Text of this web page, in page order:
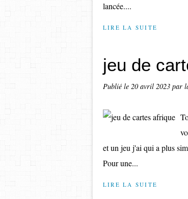
lancée....
LIRE LA SUITE
jeu de
Publié le 20 avril 2023 par
et un jeu j'ai qui a plus
Pour une...
LIRE LA SUITE